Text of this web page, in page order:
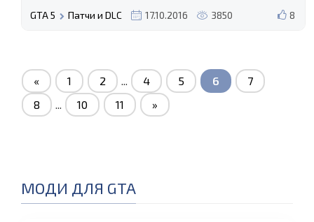
8
GTA 5 Патчи и DLC 17.10.2016 3850
« 1 2 ... 4 5 6
7
8
... 10 11 »
МОДИ ДЛЯ GTA